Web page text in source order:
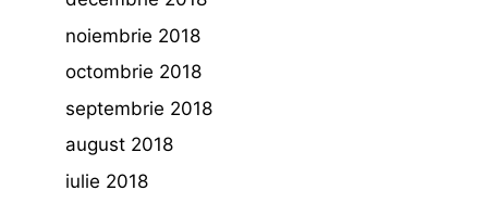
noiembrie 2018
octombrie 2018
septembrie 2018
august 2018
iulie 2018